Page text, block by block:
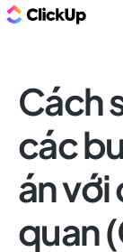
Cách
các
án với
quan